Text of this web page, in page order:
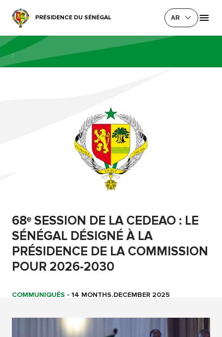
PRÉSIDENCE DU SÉNÉGAL AR
/
68ᵉ SESSION DE LA CEDEAO : LE
SÉNÉGAL DÉSIGNÉ À LA
PRÉSIDENCE DE LA COMMISSION
POUR 2026-2030
COMMUNIQUÉS - 14 MONTHS.DECEMBER 2025